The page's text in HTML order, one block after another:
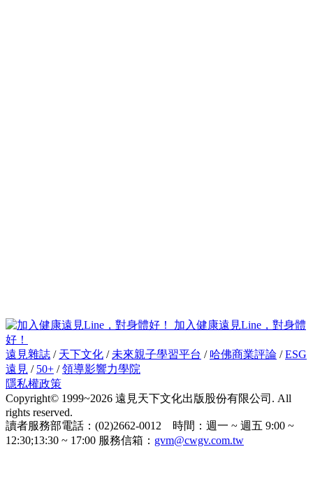
加入健康遠見Line，對身體
好！
遠見雜誌 / 天下文化 / 未來親子學習平台 / 哈佛商業評論 /ESG
遠見 / 50+ /領導影響力學院
隱私權政策
Copyright© 1999~2026 遠見天下文化出版股份有限公司. All
rights reserved.
讀者服務部電話：(02)2662-0012 時間：週一 ~ 週五 9:00 ~
12:30;13:30 ~ 17:00 服務信箱： gvm@cwgv.com.tw